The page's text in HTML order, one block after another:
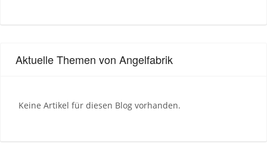
Aktuelle Themen von Angelfabrik
Keine Artikel für diesen Blog vorhanden.